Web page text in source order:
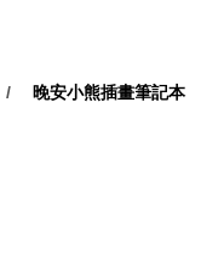
晚安小熊插畫筆記本